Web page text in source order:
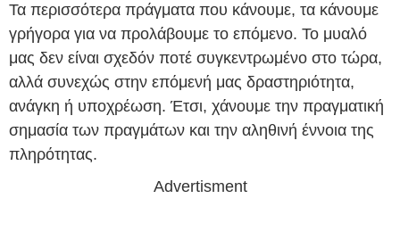
Τα περισσότερα πράγματα που κάνουμε, τα κάνουμε
γρήγορα για να προλάβουμε το επόμενο. Το μυαλό
μας δεν είναι σχεδόν ποτέ συγκεντρωμένο στο τώρα,
αλλά συνεχώς στην επόμενή μας δραστηριότητα,
ανάγκη ή υποχρέωση. Έτσι, χάνουμε την πραγματική
σημασία των πραγμάτων και την αληθινή έννοια της
πληρότητας.
Advertisment